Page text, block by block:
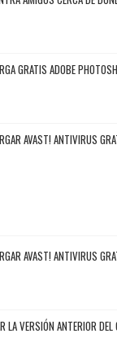
GRATIS ADOBE
AVAST! ANTIVIRUS
AVAST! ANTIVIRUS
LA VERSIÓN ANTERIOR DEL